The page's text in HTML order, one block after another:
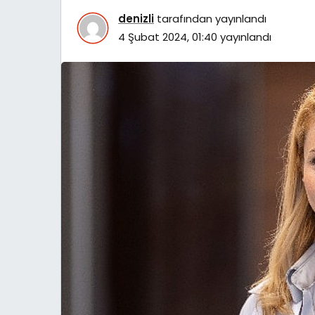
denizli tarafından yayınlandı
4 Şubat 2024, 01:40 yayınlandı